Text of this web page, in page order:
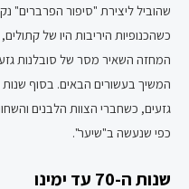
שהוביל ליצירת "סיפור הפרברים"
כשהכנופיות היריבות היו של
המחזה השאיר מסר של סובלנות
המשיך בעשורים הבאים. בסוף
גזעים, כשחברי הצוות הלבנים
כפי שנעשה ב"שיער".
שנות ה-70 עד ימינו